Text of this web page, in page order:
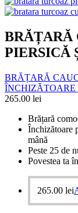
BRĂȚARĂ
PIERSICĂ
BRĂȚARĂ
ÎNCHIZĂTOARE
265.00 lei
Brățară
Închizătoare
mână
Peste 25 de
Povestea ta
265.00 lei